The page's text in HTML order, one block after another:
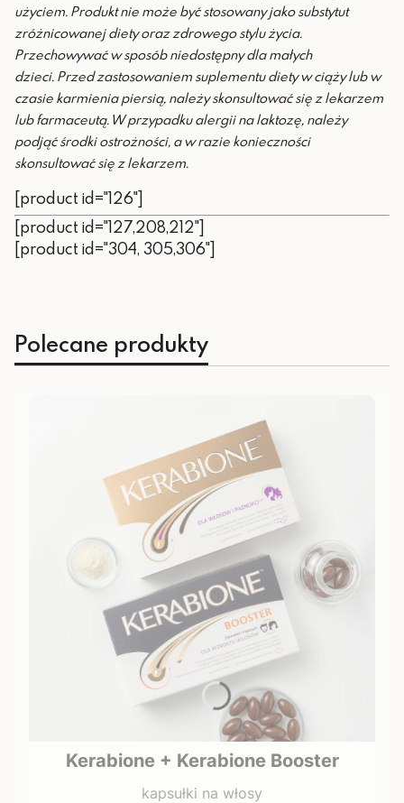
użyciem. Produkt nie może być stosowany jako substytut
zróżnicowanej diety oraz zdrowego stylu życia.
Przechowywać w sposób niedostępny dla małych
dzieci. Przed zastosowaniem suplementu diety w ciąży lub w
czasie karmienia piersią, należy skonsultować się z lekarzem
lub farmaceutą. W przypadku alergii na laktozę, należy
podjąć środki ostrożności, a w razie konieczności
skonsultować się z lekarzem.
[product id="126"]
[product id="127,208,212"]
[product id="304, 305,306"]
Polecane produkty
Kerabione + Kerabione Booster
kapsułki na włosy